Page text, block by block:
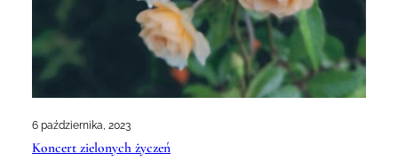
6 października, 2023
Koncert zielonych życzeń